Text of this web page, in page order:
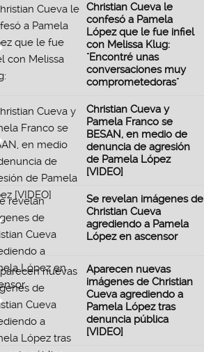
Christian Cueva le
confesó a Pamela
López que le fue infiel
con Melissa Klug:
"Encontré unas
conversaciones muy
comprometedoras"
Christian Cueva y
Pamela Franco se
BESAN, en medio de
denuncia de agresión
de Pamela López
[VIDEO]
Se revelan imágenes de
Christian Cueva
agrediendo a Pamela
López en ascensor
Aparecen nuevas
imágenes de Christian
Cueva agrediendo a
Pamela López tras
denuncia pública
[VIDEO]